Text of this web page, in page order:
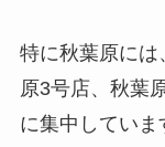
特に秋葉原に
原3号店、秋葉
に集中していま